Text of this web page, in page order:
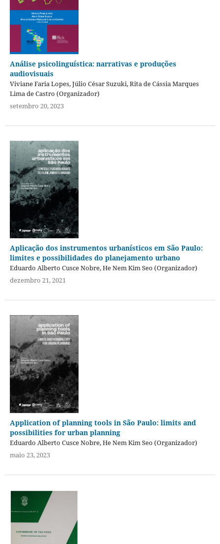
Análise psicolinguística: narrativas e produções
audiovisuais
Viviane Faria Lopes, Júlio César Suzuki, Rita de Cássia Marques
Lima de Castro (Organizador)
setembro 20, 2023
Aplicação dos instrumentos urbanísticos em São Paulo:
limites e possibilidades do planejamento urbano
Eduardo Alberto Cusce Nobre, He Nem Kim Seo (Organizador)
dezembro 21, 2021
Application of planning tools in São Paulo: limits and
possibilities for urban planning
Eduardo Alberto Cusce Nobre, He Nem Kim Seo (Organizador)
maio 23, 2023